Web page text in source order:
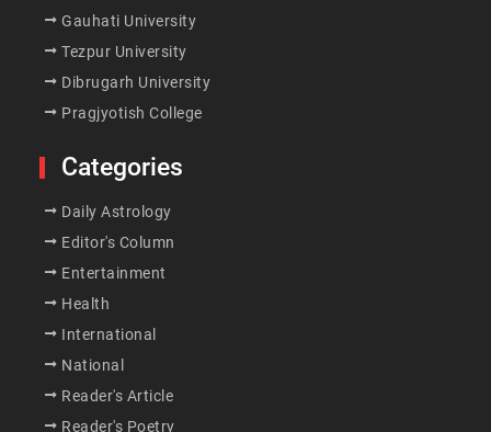
Gauhati University
Tezpur University
Dibrugarh University
Pragjyotish College
Categories
Daily Astrology
Editor's Column
Entertainment
Health
International
National
Reader's Article
Reader's Poetry